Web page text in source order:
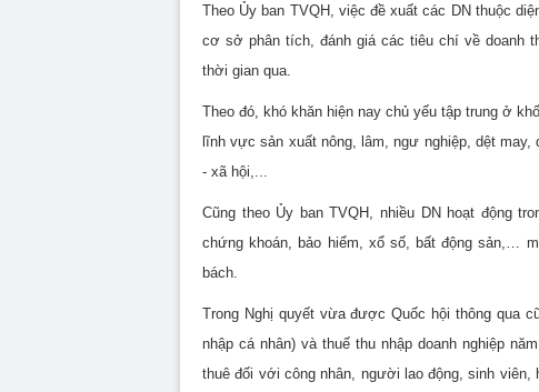
Theo Ủy ban TVQH, việc đề xuất các DN thuộc
cơ sở phân tích, đánh giá các tiêu chí về doanh
thời gian qua.
Theo đó, khó khăn hiện nay chủ yếu tập trung ở
lĩnh vực sản xuất nông, lâm, ngư nghiệp, dệt
- xã hội,...
Cũng theo Ủy ban TVQH, nhiều DN hoạt động
chứng khoán, bảo hiểm, xổ số, bất động sản,…
bách.
Trong Nghị quyết vừa được Quốc hội thông qua
nhập cá nhân) và thuế thu nhập doanh nghiệp
thuê đối với công nhân, người lao động, sinh